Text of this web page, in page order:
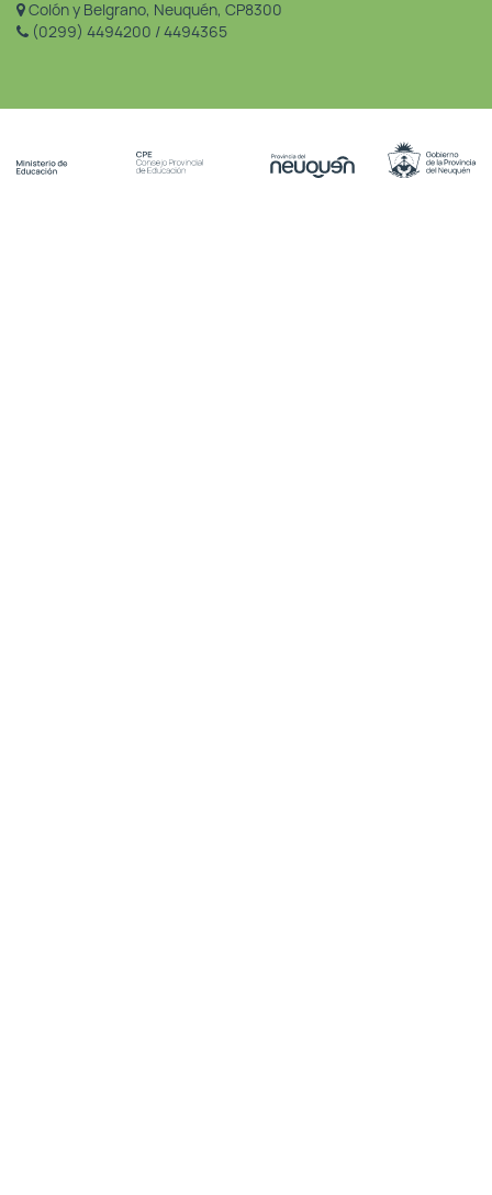
Colón y Belgrano, Neuquén, CP8300
(0299) 4494200 / 4494365